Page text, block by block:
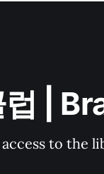
|
to the